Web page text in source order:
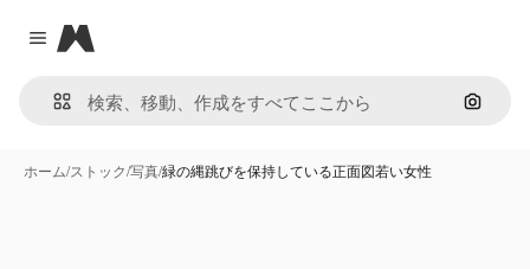
Close menu
Magnific
画像で
ホーム/ストック/写真/緑の縄跳びを保持している正面図若い女性